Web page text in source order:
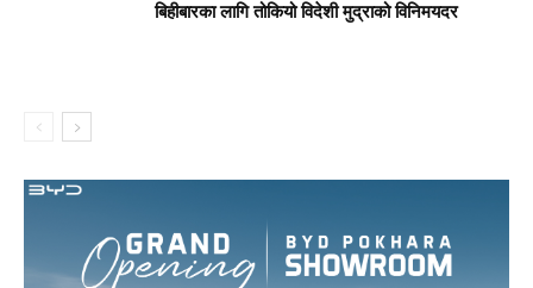
बिहीबारका लागि तोकियो विदेशी मुद्राको विनिमयदर